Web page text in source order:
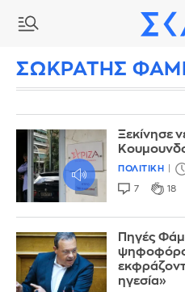
ΣΩΚΡΑΤΗΣ
Ξεκίνησε
ΠΟΛΙΤΙΚΗ
7 18
Πηγές
ηγεσία»